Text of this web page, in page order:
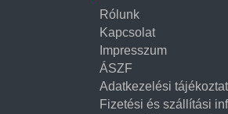
Rólunk
Kapcsolat
Impresszum
ÁSZF
Adatkezelési
Fizetési és szállítási